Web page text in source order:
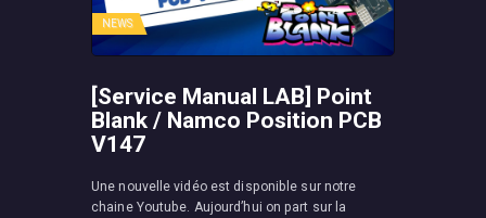
NEWS
[Service Manual LAB] Point
Blank / Namco Position PCB
V147
Une nouvelle vidéo est disponible sur notre
chaine Youtube. Aujourd’hui on part sur la